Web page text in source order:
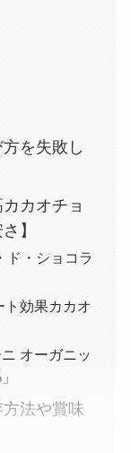
を失敗し
カオチョ
】
ド・ショコラ
ト効果カカオ
オーガニッ
法や賞味